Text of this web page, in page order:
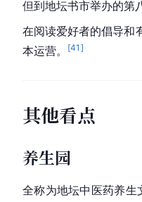
但到地坛书市举办的第
在阅读爱好者的倡导和
本运营。
[41 ]
其他看点
养生园
全称为地坛中医药养生